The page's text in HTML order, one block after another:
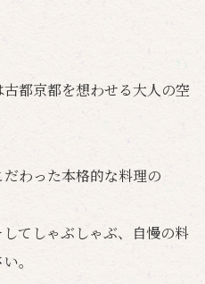
都京都を想わせる大人の空
わった本格的な料理の
てしゃぶしゃぶ、自慢の料
。